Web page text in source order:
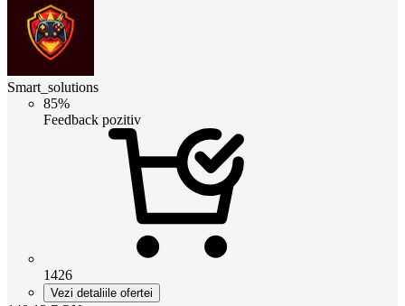
Smart_solutions
85%
Feedback pozitiv
1426
Vezi detaliile ofertei